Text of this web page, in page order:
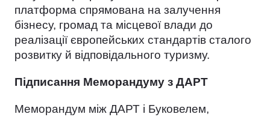
платформа спрямована на залучення
бізнесу, громад та місцевої влади до
реалізації європейських стандартів сталого
розвитку й відповідального туризму.
Підписання Меморандуму з ДАРТ
Меморандум між ДАРТ і Буковелем,